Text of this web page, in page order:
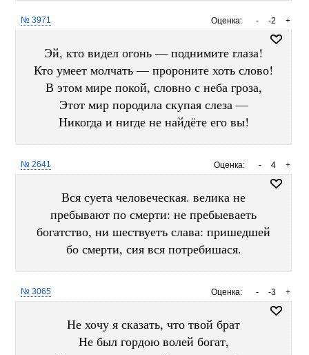
Оценка: +
-2
-
№ 3971
Эй, кто видел огонь — поднимите глаза!
Кто умеет молчать — пророните хоть слово!
В этом мире покой, словно с неба гроза,
Этот мир породила скупая слеза —
Никогда и нигде не найдёте его вы!
Оценка: +
4
-
№ 2641
Вся суета человеческая. велика не
пребывают по смерти: не пребыеваеть
богатство, ни шествуетъ слава: пришедшей
бо смерти, сия вся потребишася.
Оценка: +
-3
-
№ 3065
Не хочу я сказать, что твой брат
Не был гордою волей богат,